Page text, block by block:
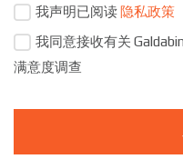
我声明已阅读 隐私政策
我同意接收有关
满意度调查